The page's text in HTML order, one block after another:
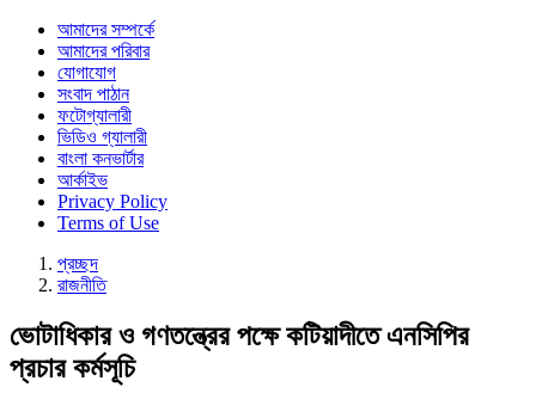
আমাদের সম্পর্কে
আমাদের পরিবার
যোগাযোগ
সংবাদ পাঠান
ফটোগ্যালারী
ভিডিও গ্যালারী
বাংলা কনভার্টার
আর্কাইভ
Privacy Policy
Terms of Use
প্রচ্ছদ
রাজনীতি
ভোটাধিকার ও গণতন্ত্রের পক্ষে কটিয়াদীতে এনসিপির
প্রচার কর্মসূচি